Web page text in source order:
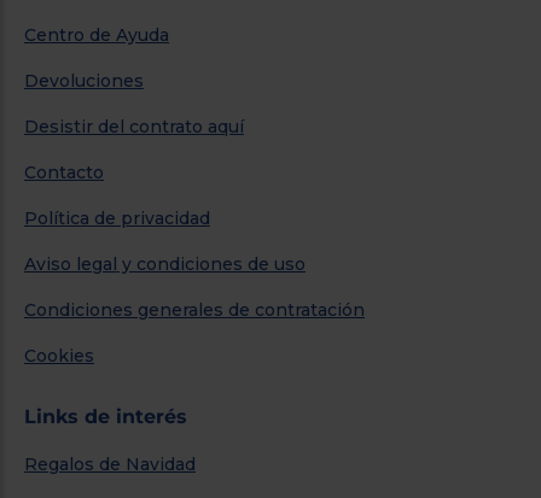
Centro de Ayuda
Devoluciones
Desistir del contrato aquí
Contacto
Política de privacidad
Aviso legal y condiciones de uso
Condiciones generales de contratación
Cookies
Links de interés
Regalos de Navidad